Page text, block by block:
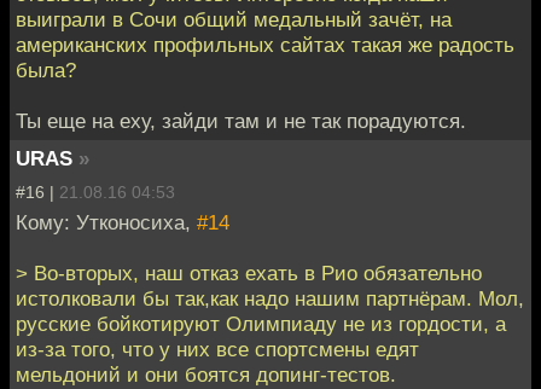
выиграли в Сочи общий медальный зачёт, на
американских профильных сайтах такая же радость
была?
Ты еще на еху, зайди там и не так порадуются.
URAS »
#16 | 21.08.16 04:53
Кому: Утконосиха, #14
> Во-вторых, наш отказ ехать в Рио обязательно
истолковали бы так,как надо нашим партнёрам. Мол,
русские бойкотируют Олимпиаду не из гордости, а
из-за того, что у них все спортсмены едят
мельдоний и они боятся допинг-тестов.